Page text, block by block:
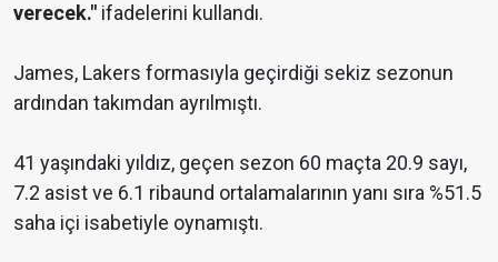
verecek." ifadelerini kullandı.
James, Lakers formasıyla geçirdiği sekiz sezonun
ardından takımdan ayrılmıştı.
41 yaşındaki yıldız, geçen sezon 60 maçta 20.9 sayı,
7.2 asist ve 6.1 ribaund ortalamalarının yanı sıra %51.5
saha içi isabetiyle oynamıştı.